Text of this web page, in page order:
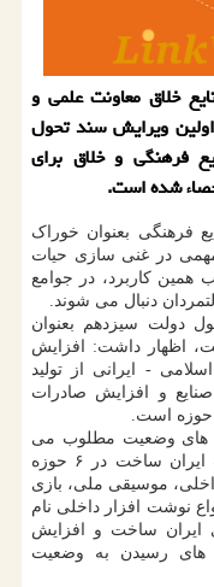
خلاق معاونت علمی و
ویرایش سند تحول
فرهنگی و خلاق برای
شده است.
فرهنگی بعنوان خوراک
در غنی سازی حیات
همین کاربرد، در جوامع
دنبال می شوند.
دولت سیزدهم بعنوان
اظهار داشت: افزایش
- ایرانی از تولید
و افزایش صادرات
حوزه است.
های وضعیت مطلوب می
توان افزایش ساخت و فروش و صادرات ایران ساخت در ۶ حوزه
موسیقی ملی، بازی
نوشت افزار داخلی نام
ایران ساخت و افزایش
های رسیدن به وضعیت